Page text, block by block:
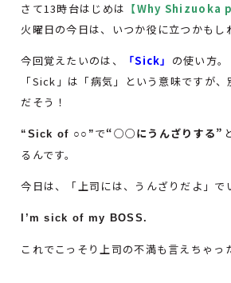
さて13時台はじめは 【Why Shizuoka
火曜日の今日は、いつか役に立つかもし
今回覚えたいのは、 「Sick」 の使い方。
「Sick」は「病気」という意味ですが
だそう！
“Sick of ○○” で“○○にうんざりする”
るんです。
今日は、「上司には、うんざりだよ」で
I’m sick of my BOSS.
これでこっそり上司の不満も言えちゃっ